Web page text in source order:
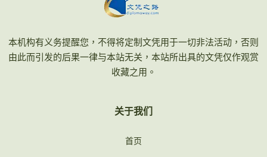
本机构有义务提醒您，不得将定制文凭用于一切非法活动，否则
由此而引发的后果一律与本站无关，本站所出具的文凭仅作观赏
收藏之用。
关于我们
首页